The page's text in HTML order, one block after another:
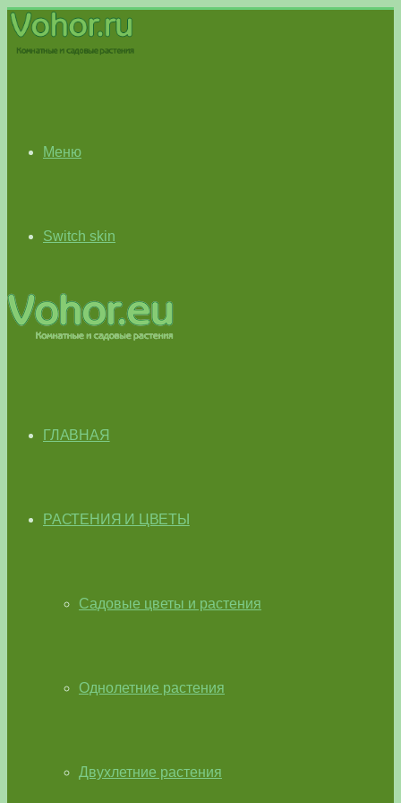
Меню
Switch skin
ГЛАВНАЯ
РАСТЕНИЯ И ЦВЕТЫ
Садовые цветы и растения
Однолетние растения
Двухлетние растения